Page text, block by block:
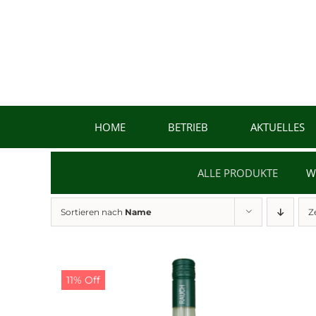
HOME BETRIEB AKTUELLES
ALLE PRODUKTE
Sortieren nach Name
11% Off